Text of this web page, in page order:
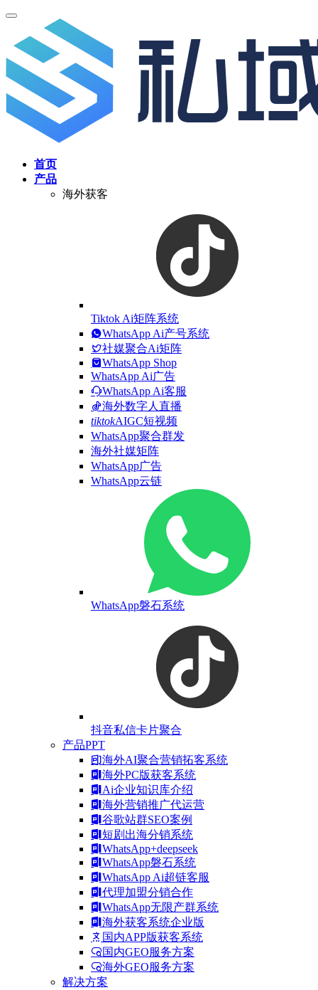
首页
产品
海外获客
Tiktok Ai矩阵系统
WhatsApp Ai产号系统
社媒聚合Ai矩阵
WhatsApp Shop
WhatsApp Ai广告
WhatsApp Ai客服
海外数字人直播
tiktokAIGC短视频
WhatsApp聚合群发
海外社媒矩阵
WhatsApp广告
WhatsApp云链
WhatsApp磐石系统
抖音私信卡片聚合
产品PPT
海外AI聚合营销拓客系统
海外PC版获客系统
Ai企业知识库介绍
海外营销推广代运营
谷歌站群SEO案例
短剧出海分销系统
WhatsApp+deepseek
WhatsApp磐石系统
WhatsApp Ai超链客服
代理加盟分销合作
WhatsApp无限产群系统
海外获客系统企业版
国内APP版获客系统
国内GEO服务方案
海外GEO服务方案
解决方案